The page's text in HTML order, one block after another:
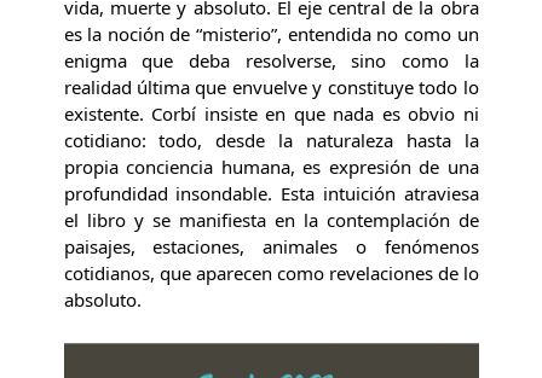
vida, muerte y absoluto. El eje central de la obra
es la noción de “misterio”, entendida no como un
enigma que deba resolverse, sino como la
realidad última que envuelve y constituye todo lo
existente. Corbí insiste en que nada es obvio ni
cotidiano: todo, desde la naturaleza hasta la
propia conciencia humana, es expresión de una
profundidad insondable. Esta intuición atraviesa
el libro y se manifiesta en la contemplación de
paisajes, estaciones, animales o fenómenos
cotidianos, que aparecen como revelaciones de lo
absoluto.